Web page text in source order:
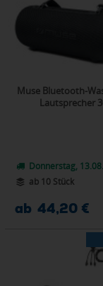
Muse Bluetooth-
Lautsprecher
Donnerstag, 13.08.
ab 10 Stück
ab 44,20 €